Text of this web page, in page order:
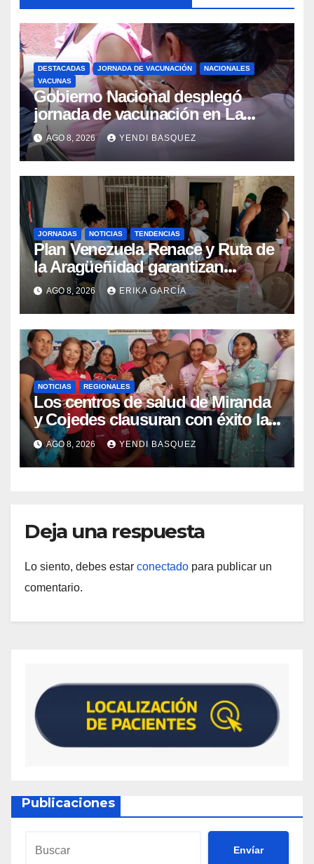
DESTACADAS JORNADA DE VACUNACIÓN
NACIONALES
VACUNAS
Gobierno Nacional desplegó
jornada de vacunación en La
Guaira para garantizar protección
epidemiológica
AGO 8, 2026 YENDI BASQUEZ
JORNADAS NOTICIAS TENDENCIAS
Plan Venezuela Renace y Ruta de
la Aragüeñidad garantizan
atención médica integral en
Aragua
AGO 8, 2026 ERIKA GARCÍA
NOTICIAS REGIONALES
Los centros de salud de Miranda
y Cojedes clausuran con éxito la
Semana Mundial de la Lactancia
Materna
AGO 8, 2026 YENDI BASQUEZ
Deja una respuesta
Lo siento, debes estar conectado para publicar un
comentario.
Publicaciones
Envíar